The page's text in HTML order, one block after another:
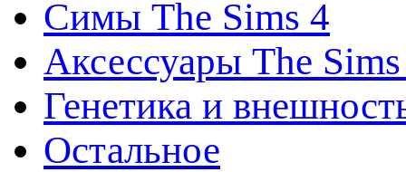
Симы The Sims 4
Аксессуары The
Генетика и
Остальное